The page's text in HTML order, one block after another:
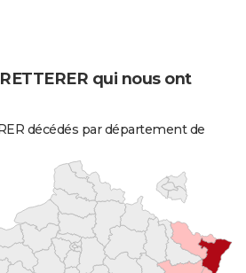
qui nous ont
décédés par département de